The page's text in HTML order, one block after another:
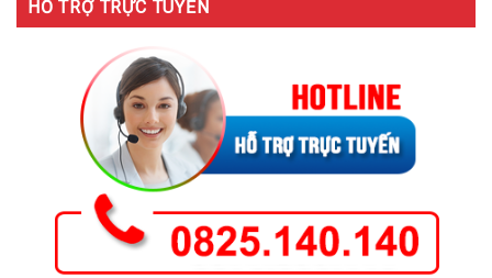
HỖ TRỢ TRỰC TUYẾN